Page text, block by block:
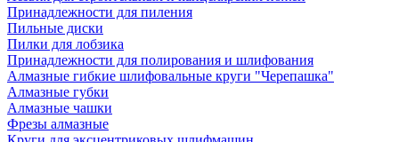
Принадлежности для пиления
Пильные диски
Пилки для лобзика
Принадлежности для полирования и шлифования
Алмазные гибкие шлифовальные круги "Черепашка"
Алмазные губки
Алмазные чашки
Фрезы алмазные